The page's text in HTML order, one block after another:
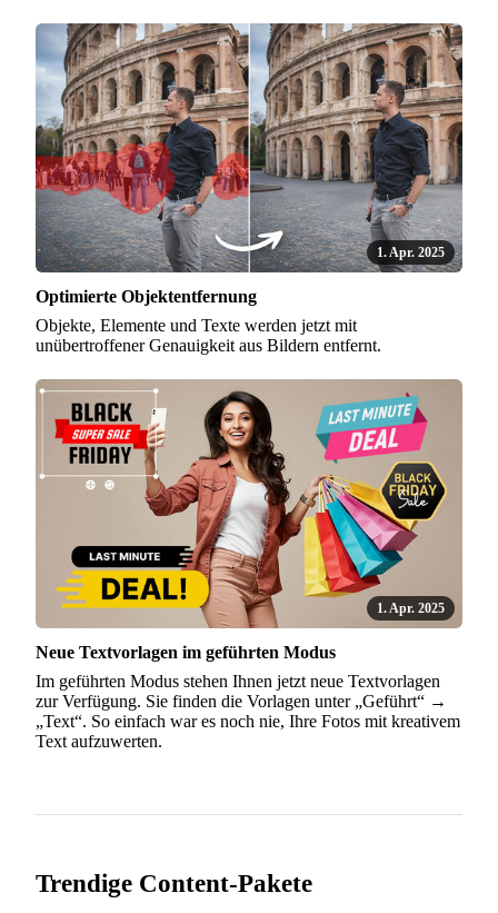
1. Apr. 2025
Optimierte Objektentfernung
Objekte, Elemente und Texte werden jetzt mit
unübertroffener Genauigkeit aus Bildern entfernt.
1. Apr. 2025
Neue Textvorlagen im geführten Modus
Im geführten Modus stehen Ihnen jetzt neue Textvorlagen
zur Verfügung. Sie finden die Vorlagen unter „Geführt“ →
„Text“. So einfach war es noch nie, Ihre Fotos mit kreativem
Text aufzuwerten.
Trendige Content-Pakete